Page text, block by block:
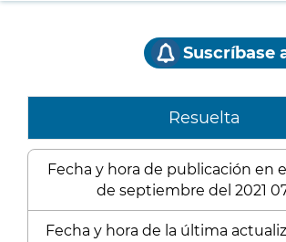
Suscríbase
Resuelta
Fecha y hora de publicación en
de septiembre del 2021
Fecha y hora de la última